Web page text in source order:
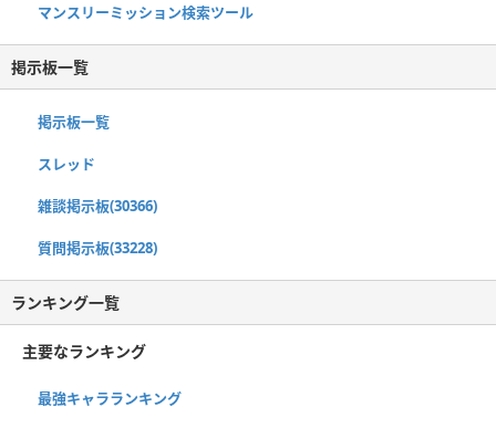
マンスリーミッション検索ツール
掲示板一覧
掲示板一覧
スレッド
雑談掲示板(30366)
質問掲示板(33228)
ランキング一覧
主要なランキング
最強キャラランキング